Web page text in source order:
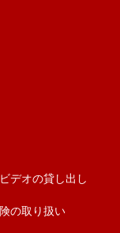
デオの貸し出し
の取り扱い